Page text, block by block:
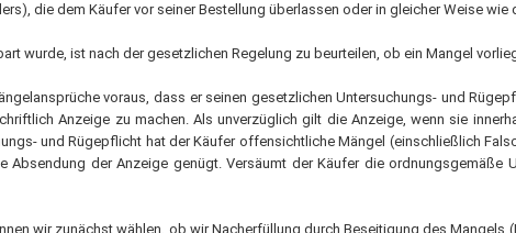
die dem Käufer vor seiner Bestellung überlassen oder in gleicher Weise wie
wurde, ist nach der gesetzlichen Regelung zu beurteilen, ob ein Mangel
voraus, dass er seinen gesetzlichen Untersuchungs- und
Anzeige zu machen. Als unverzüglich gilt die Anzeige, wenn sie
und Rügepflicht hat der Käufer offensichtliche Mängel (einschließlich
Absendung der Anzeige genügt. Versäumt der Käufer die
wir zunächst wählen, ob wir Nacherfüllung durch Beseitigung des